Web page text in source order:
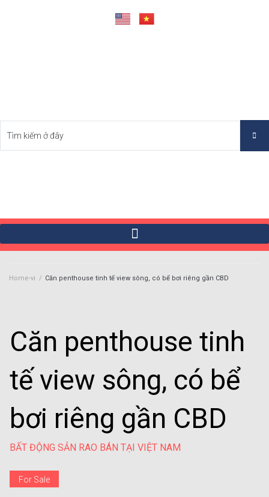
Home-vi / Căn penthouse tinh tế view sông, có bể bơi riêng gần CBD
Căn penthouse tinh
tế view sông, có bể
bơi riêng gần CBD
BẤT ĐỘNG SẢN RAO BÁN TẠI VIỆT NAM
For Sale